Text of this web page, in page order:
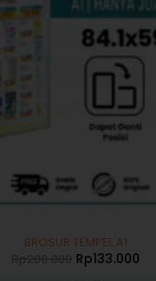
BROSUR TEMPEL A1
Rp200.000 Rp133.000